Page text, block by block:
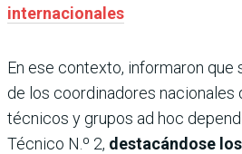
internacionales
En ese contexto, informaron que
de los coordinadores nacionales
técnicos y grupos ad hoc
Técnico N.º 2, destacándose